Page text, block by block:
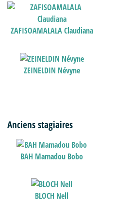
ZAFISOAMALALA Claudiana
ZEINELDIN Névyne
Anciens stagiaires
BAH Mamadou Bobo
BLOCH Nell